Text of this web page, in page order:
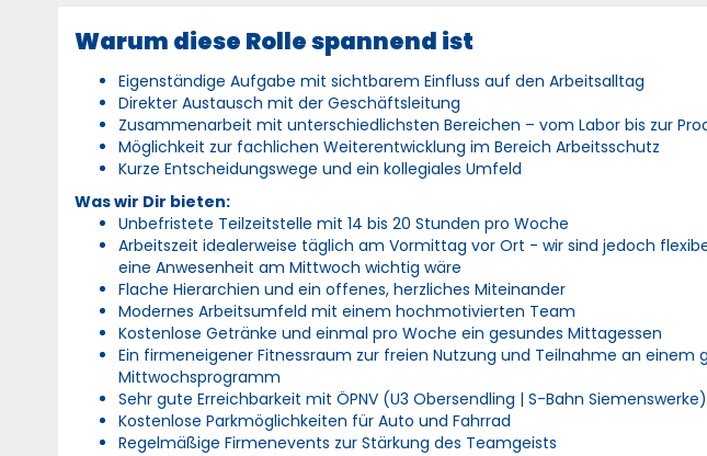
Warum diese Rolle spannend ist
Eigenständige Aufgabe mit sichtbarem Einfluss auf den Arbeitsalltag
Direkter Austausch mit der Geschäftsleitung
Zusammenarbeit mit unterschiedlichsten Bereichen – vom Labor bis zur
Möglichkeit zur fachlichen Weiterentwicklung im Bereich Arbeitsschutz
Kurze Entscheidungswege und ein kollegiales Umfeld
Was wir Dir bieten:
Unbefristete Teilzeitstelle mit 14 bis 20 Stunden pro Woche
Arbeitszeit idealerweise täglich am Vormittag vor Ort - wir sind jedoch
eine Anwesenheit am Mittwoch wichtig wäre
Flache Hierarchien und ein offenes, herzliches Miteinander
Modernes Arbeitsumfeld mit einem hochmotivierten Team
Kostenlose Getränke und einmal pro Woche ein gesundes Mittagessen
Ein firmeneigener Fitnessraum zur freien Nutzung und Teilnahme an einem
Mittwochsprogramm
Sehr gute Erreichbarkeit mit ÖPNV (U3 Obersendling | S-Bahn Siemenswerke)
Kostenlose Parkmöglichkeiten für Auto und Fahrrad
Regelmäßige Firmenevents zur Stärkung des Teamgeists